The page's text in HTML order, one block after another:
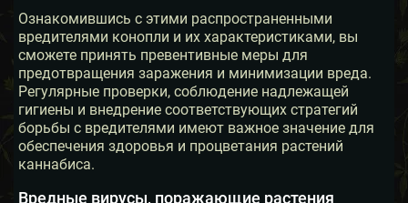
Ознакомившись с этими распространенными
вредителями конопли и их характеристиками, вы
сможете принять превентивные меры для
предотвращения заражения и минимизации вреда.
Регулярные проверки, соблюдение надлежащей
гигиены и внедрение соответствующих стратегий
борьбы с вредителями имеют важное значение для
обеспечения здоровья и процветания растений
каннабиса.
Вредные вирусы, поражающие растения